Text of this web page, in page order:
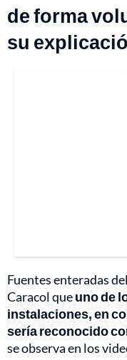
de forma
su
Fuentes enteradas
Caracol queuno de
instalaciones, en
sería reconocido
se observa en los